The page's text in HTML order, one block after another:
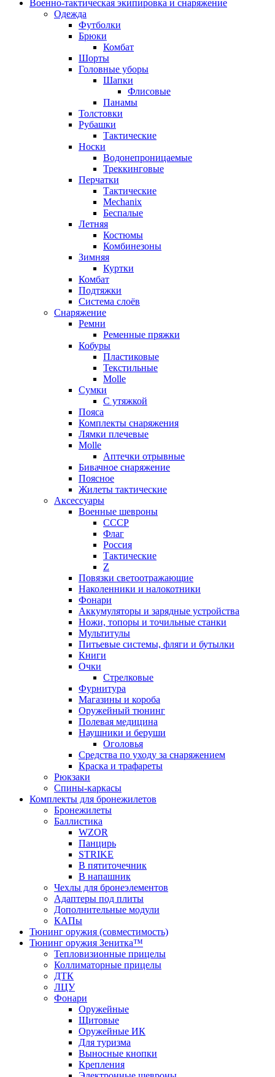
Военно-тактическая экипировка и снаряжение
Одежда
Футболки
Брюки
Комбат
Шорты
Головные уборы
Шапки
Флисовые
Панамы
Толстовки
Рубашки
Тактические
Носки
Водонепроницаемые
Треккинговые
Перчатки
Тактические
Mechanix
Беспалые
Летняя
Костюмы
Комбинезоны
Зимняя
Куртки
Комбат
Подтяжки
Система слоёв
Снаряжение
Ремни
Ременные пряжки
Кобуры
Пластиковые
Текстильные
Molle
Сумки
С утяжкой
Пояса
Комплекты снаряжения
Лямки плечевые
Molle
Аптечки отрывные
Бивачное снаряжение
Поясное
Жилеты тактические
Аксессуары
Военные шевроны
СССР
Флаг
Россия
Тактические
Z
Повязки светоотражающие
Наколенники и налокотники
Фонари
Аккумуляторы и зарядные устройства
Ножи, топоры и точильные станки
Мультитулы
Питьевые системы, фляги и бутылки
Книги
Очки
Стрелковые
Фурнитура
Магазины и короба
Оружейный тюнинг
Полевая медицина
Наушники и беруши
Оголовья
Средства по уходу за снаряжением
Краска и трафареты
Рюкзаки
Спины-каркасы
Комплекты для бронежилетов
Бронежилеты
Баллистика
WZOR
Панцирь
STRIKE
В пятиточечник
В напашник
Чехлы для бронеэлементов
Адаптеры под плиты
Дополнительные модули
КАПы
Тюнинг оружия (совместимость)
Тюнинг оружия Зенитка™
Тепловизионные прицелы
Коллиматорные прицелы
ДТК
ЛЦУ
Фонари
Оружейные
Щитовые
Оружейные ИК
Для туризма
Выносные кнопки
Крепления